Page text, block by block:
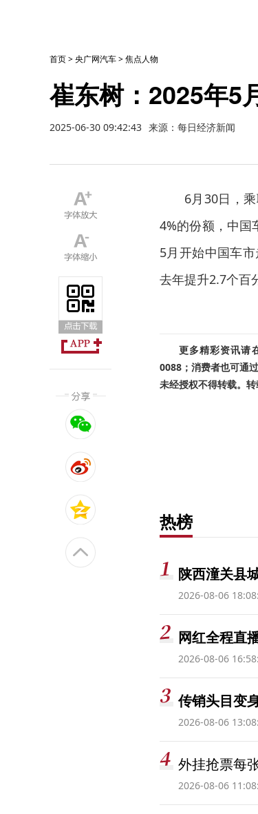
首页>央广网汽车>焦点人物
崔东树：2025年5
2025-06-30 09:42:43 来源：每日经济新闻
6月30日，
4%的份额，中国
5月开始中国车
去年提升2.7个百
更多精彩资讯请
0088；消费者也可通
未经授权不得转载。
热榜
陕西潼关县
2026-08-06
网红全程直
2026-08-06
传销头目变
2026-08-06
外挂抢票每
2026-08-06